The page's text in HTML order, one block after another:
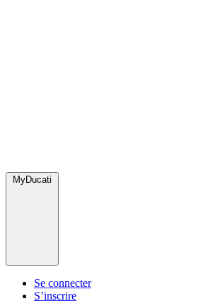
MyDucati
Se connecter
S’inscrire